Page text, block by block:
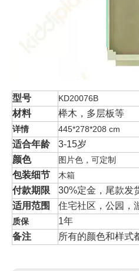
型号 KD20076B
材料 榉木，多层板等
详情 445*278*208 cm
适合年龄
3-15岁
颜色
图片色，可定制
包装细节 木箱
付款期限
30%定金，尾款发
适用范围
住宅社区，公园，
质保
1年
备注
所有的颜色和样式